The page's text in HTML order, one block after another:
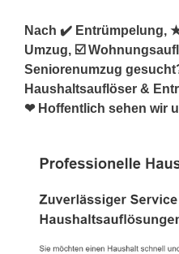
Nach ✔️ Entrümpelung,
Umzug, ☑️
Seniorenumzug
Haushaltsauflöser &
❤ Hoffentlich sehen wir